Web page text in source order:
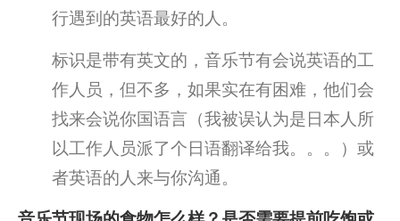
行遇到的英语最好的人。
标识是带有英文的，音乐节有会说英语的工
作人员，但不多，如果实在有困难，他们会
找来会说你国语言（我被误认为是日本人所
以工作人员派了个日语翻译给我。。。）或
者英语的人来与你沟通。